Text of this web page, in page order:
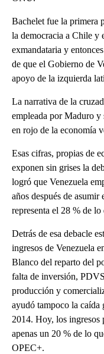
Bachelet fue la primera
la democracia a Chile y
exmandataria y
de que el Gobierno de
apoyo de la izquierda
La narrativa de la
empleada por Maduro
en rojo de la economía
Esas cifras, propias de
exponen sin grises la
logró que Venezuela
años después de
representa el 28 % de
Detrás de esa debacle
ingresos de Venezuela
Blanco del reparto del
falta de inversión,
producción y
ayudó tampoco la caída
2014. Hoy, los ingresos
apenas un 20 % de lo
OPEC+.